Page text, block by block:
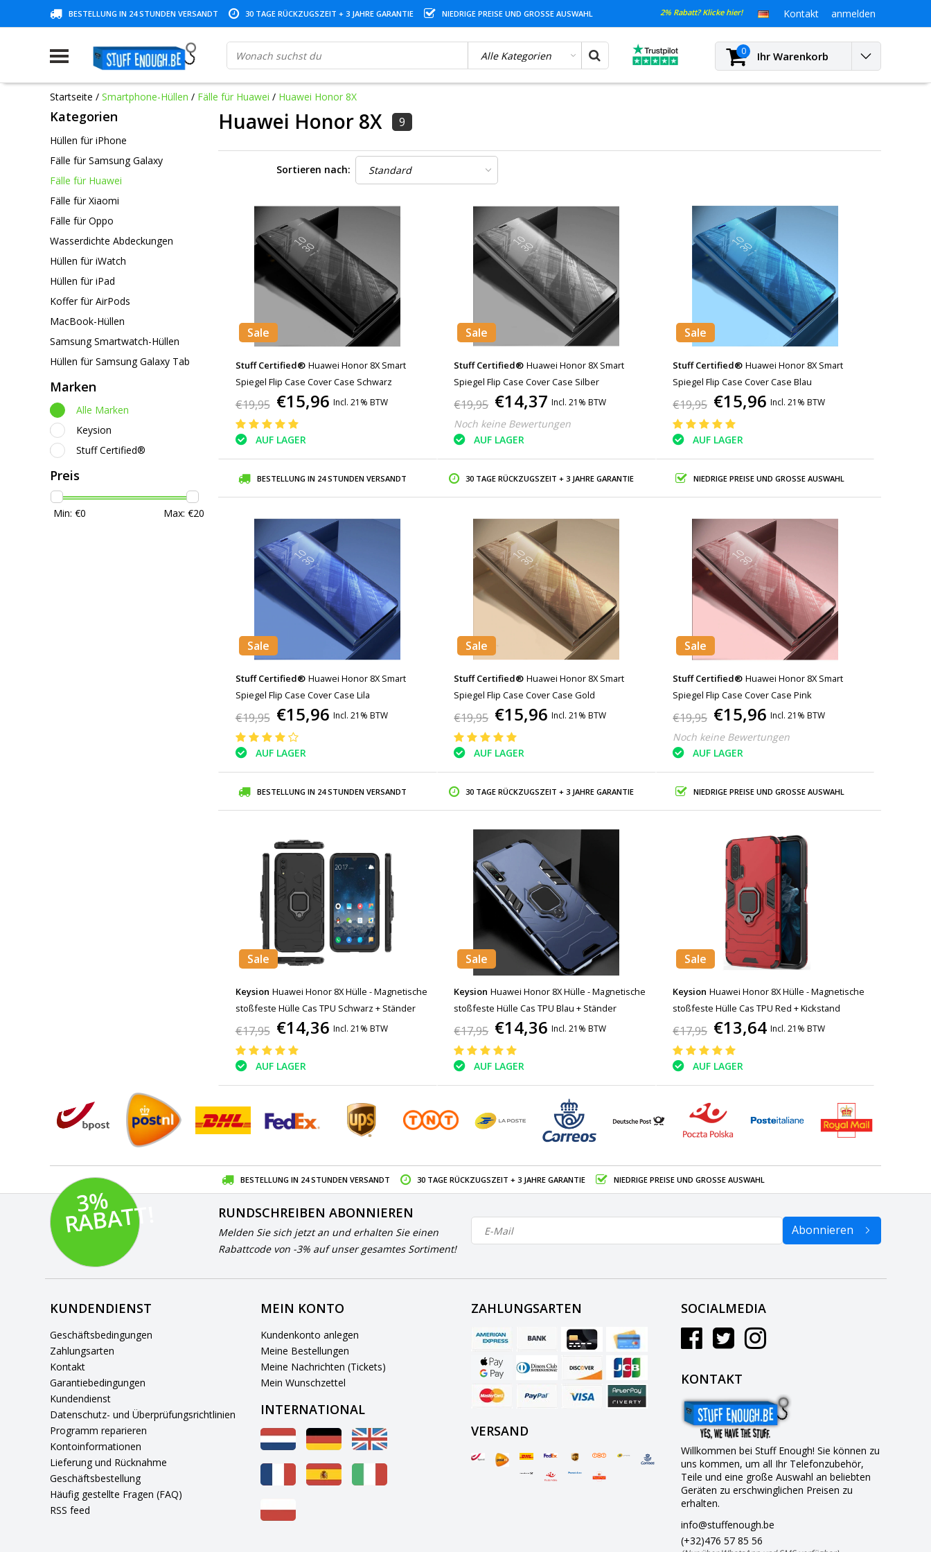
BESTELLUNG IN 24 STUNDEN VERSANDT 30 TAGE RÜCKZUGSZEIT + 3 JAHRE GARANTIE NIEDRIGE PREISE UND GROSSE AUSWAHL 2% Rabatt? Klicke hier! Kontakt anmelden
0 Ihr Warenkorb
Startseite / Smartphone-Hüllen / Fälle für Huawei / Huawei Honor 8X
Kategorien
Hüllen für iPhone
Fälle für Samsung Galaxy
Fälle für Huawei
Fälle für Xiaomi
Fälle für Oppo
Wasserdichte Abdeckungen
Hüllen für iWatch
Hüllen für iPad
Koffer für AirPods
MacBook-Hüllen
Samsung Smartwatch-Hüllen
Hüllen für Samsung Galaxy Tab
Marken
Alle Marken
Keysion
Stuff Certified®
Preis
Min: €0 Max: €20
Huawei Honor 8X 9
Sortieren nach:
Sale
Stuff Certified® Huawei Honor 8X Smart
Spiegel Flip Case Cover Case Schwarz
€19,95 €15,96 Incl. 21% BTW
AUF LAGER
Sale
Stuff Certified® Huawei Honor 8X Smart
Spiegel Flip Case Cover Case Silber
€19,95 €14,37 Incl. 21% BTW
Noch keine Bewertungen
AUF LAGER
Sale
Stuff Certified® Huawei Honor 8X Smart
Spiegel Flip Case Cover Case Blau
€19,95 €15,96 Incl. 21% BTW
AUF LAGER
BESTELLUNG IN 24 STUNDEN VERSANDT 30 TAGE RÜCKZUGSZEIT + 3 JAHRE GARANTIE NIEDRIGE PREISE UND GROSSE AUSWAHL
Sale
Stuff Certified® Huawei Honor 8X Smart
Spiegel Flip Case Cover Case Lila
€19,95 €15,96 Incl. 21% BTW
AUF LAGER
Sale
Stuff Certified® Huawei Honor 8X Smart
Spiegel Flip Case Cover Case Gold
€19,95 €15,96 Incl. 21% BTW
AUF LAGER
Sale
Stuff Certified® Huawei Honor 8X Smart
Spiegel Flip Case Cover Case Pink
€19,95 €15,96 Incl. 21% BTW
Noch keine Bewertungen
AUF LAGER
BESTELLUNG IN 24 STUNDEN VERSANDT 30 TAGE RÜCKZUGSZEIT + 3 JAHRE GARANTIE NIEDRIGE PREISE UND GROSSE AUSWAHL
Sale
Keysion Huawei Honor 8X Hülle - Magnetische
stoßfeste Hülle Cas TPU Schwarz + Ständer
€17,95 €14,36 Incl. 21% BTW
AUF LAGER
Sale
Keysion Huawei Honor 8X Hülle - Magnetische
stoßfeste Hülle Cas TPU Blau + Ständer
€17,95 €14,36 Incl. 21% BTW
AUF LAGER
Sale
Keysion Huawei Honor 8X Hülle - Magnetische
stoßfeste Hülle Cas TPU Red + Kickstand
€17,95 €13,64 Incl. 21% BTW
AUF LAGER
BESTELLUNG IN 24 STUNDEN VERSANDT 30 TAGE RÜCKZUGSZEIT + 3 JAHRE GARANTIE NIEDRIGE PREISE UND GROSSE AUSWAHL
3
%
R
A
B
A
T
T! RUNDSCHREIBEN ABONNIEREN
Melden Sie sich jetzt an und erhalten Sie einen
Rabattcode von -3% auf unser gesamtes Sortiment!
Abonnieren
KUNDENDIENST
Geschäftsbedingungen
Zahlungsarten
Kontakt
Garantiebedingungen
Kundendienst
Datenschutz- und Überprüfungsrichtlinien
Programm reparieren
Kontoinformationen
Lieferung und Rücknahme
Geschäftsbestellung
Häufig gestellte Fragen (FAQ)
RSS feed
MEIN KONTO
Kundenkonto anlegen
Meine Bestellungen
Meine Nachrichten (Tickets)
Mein Wunschzettel
INTERNATIONAL
ZAHLUNGSARTEN
VERSAND
SOCIALMEDIA
KONTAKT
Willkommen bei Stuff Enough! Sie können zu
uns kommen, um all Ihr Telefonzubehör,
Teile und eine große Auswahl an beliebten
Geräten zu erschwinglichen Preisen zu
erhalten.
info@stuffenough.be
(+32)476 57 85 56